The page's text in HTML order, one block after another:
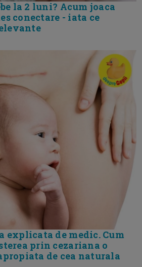
la 2 luni? Acum joaca
conectare - iata ce
explicata de medic. Cum
prin cezariana o
de cea naturala